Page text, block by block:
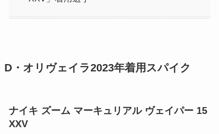
D・オリヴェイラ2023年着用スパイク
ナイキ ズーム マーキュリアル ヴェイパー 15
XXV